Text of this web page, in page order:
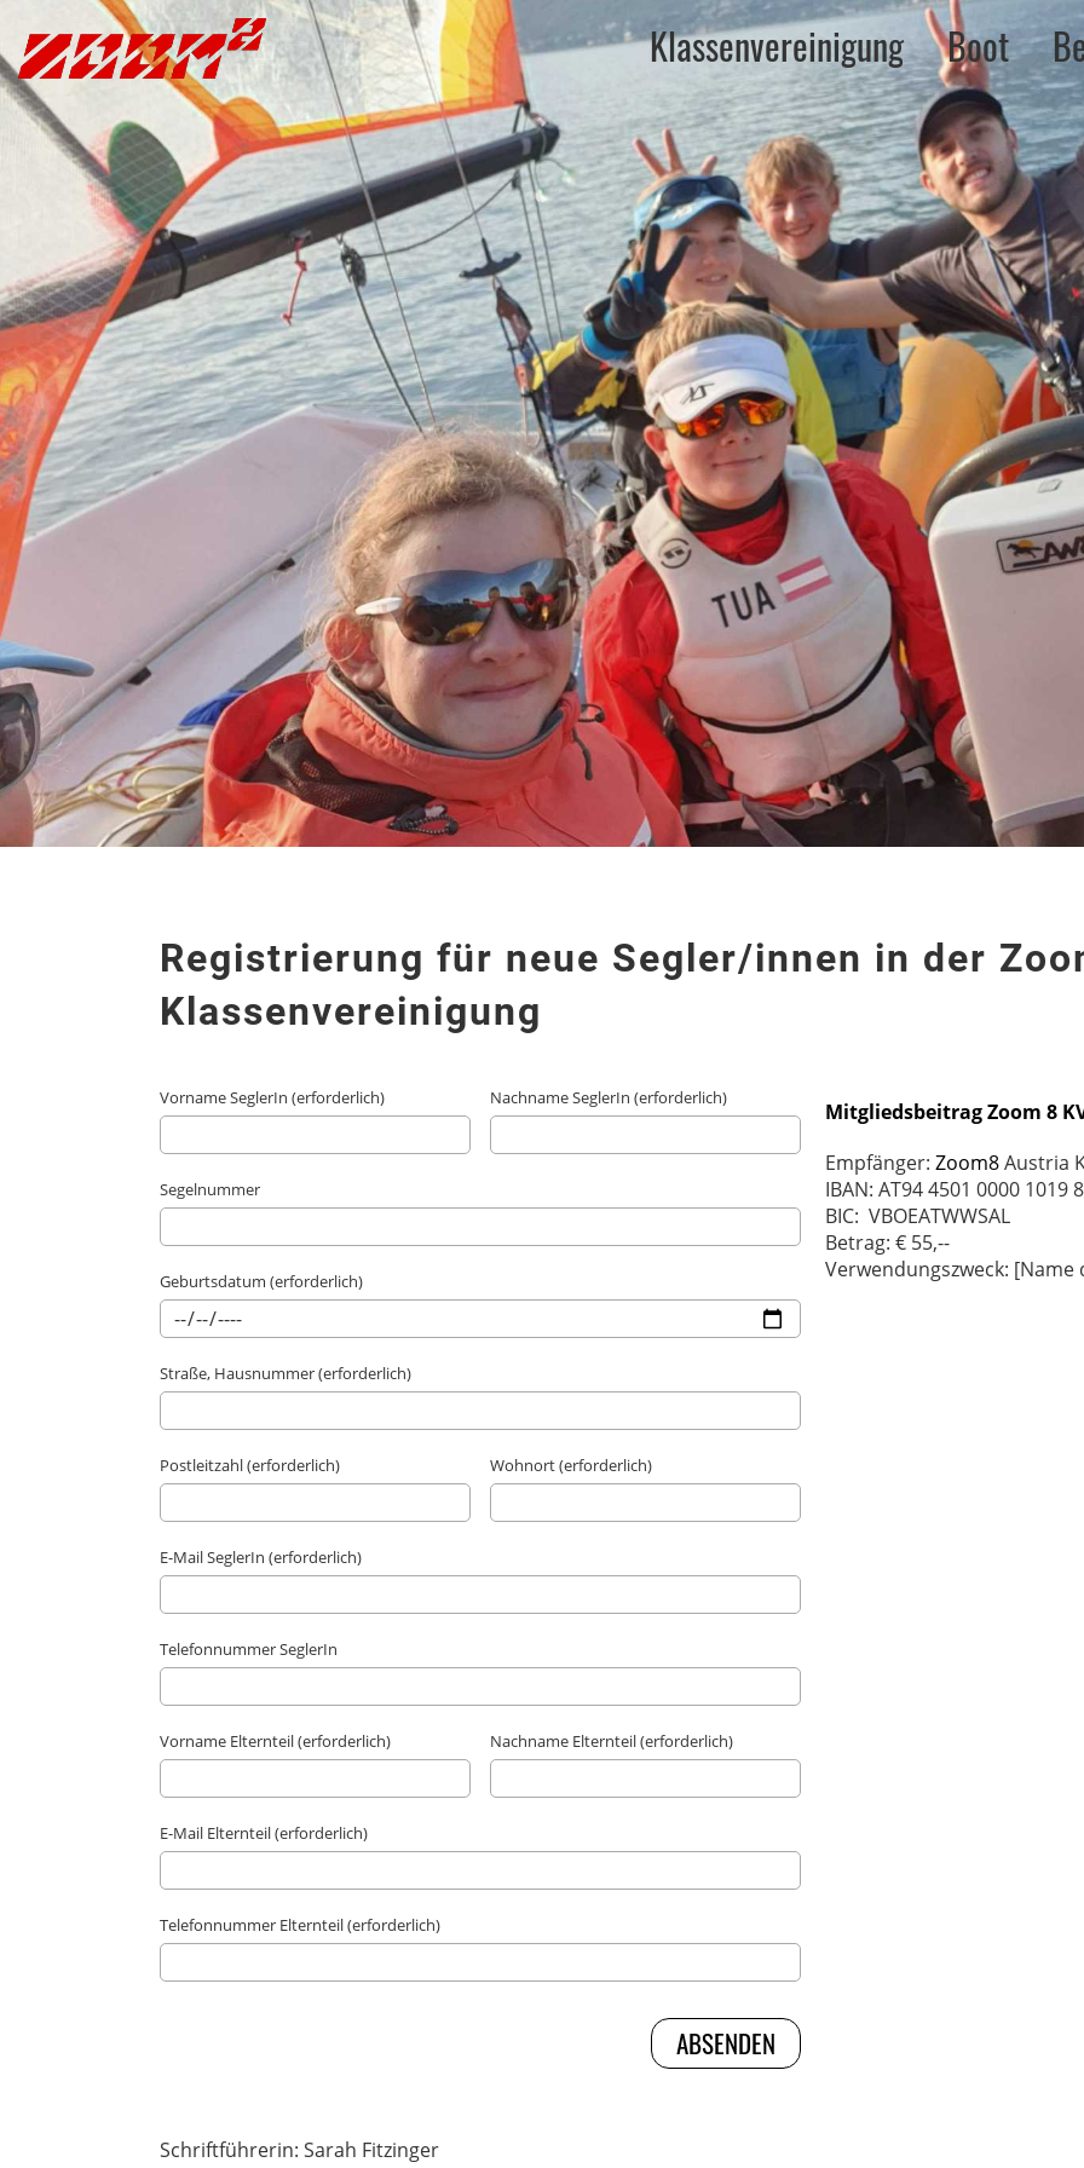
Klassenvereinigung Boot
Registrierung für neue Segler/innen in der
Klassenvereinigung
Vorname SeglerIn (erforderlich) Nachname SeglerIn (erforderlich)
Segelnummer
Geburtsdatum (erforderlich)
Straße, Hausnummer (erforderlich)
Postleitzahl (erforderlich) Wohnort (erforderlich)
E-Mail SeglerIn (erforderlich)
Telefonnummer SeglerIn
Vorname Elternteil (erforderlich) Nachname Elternteil (erforderlich)
E-Mail Elternteil (erforderlich)
Telefonnummer Elternteil (erforderlich)
Schriftführerin: Sarah Fitzinger
Mitgliedsbeitrag Zoom 8
Empfänger: Zoom8Austria
IBAN: AT94 4501 0000 1019
BIC: VBOEATWWSAL
Betrag: € 55,--
Verwendungszweck: